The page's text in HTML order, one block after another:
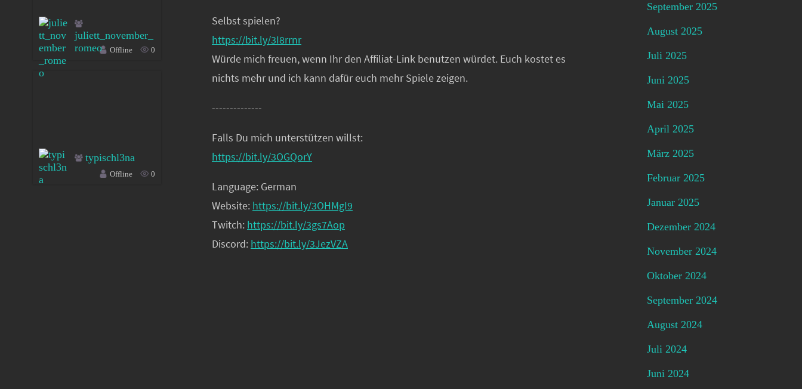
Selbst spielen?
https://bit.ly/3I8rrnr
Würde mich freuen, wenn Ihr den Affiliat-Link benutzen würdet. Euch kostet es
nichts mehr und ich kann dafür euch mehr Spiele zeigen.
--------------
Falls Du mich unterstützen willst:
https://bit.ly/3OGQorY
Language: German
Website: https://bit.ly/3OHMgI9
Twitch: https://bit.ly/3gs7Aop
Discord: https://bit.ly/3JezVZA
juliett_november_
romeo
Offline 0
typischl3na
Offline 0
September 2025
August 2025
Juli 2025
Juni 2025
Mai 2025
April 2025
März 2025
Februar 2025
Januar 2025
Dezember 2024
November 2024
Oktober 2024
September 2024
August 2024
Juli 2024
Juni 2024